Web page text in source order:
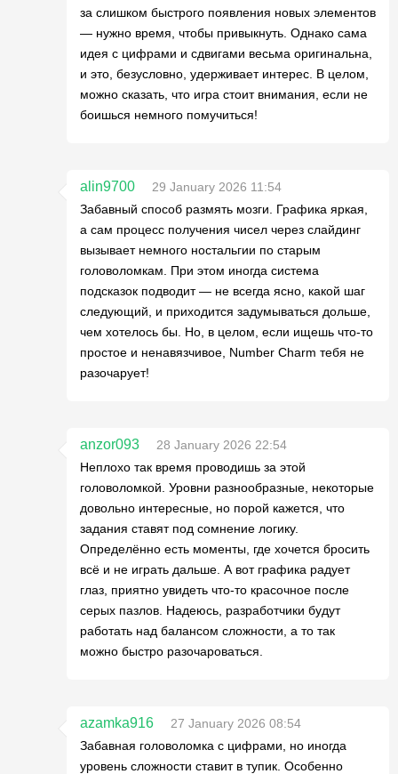
за слишком быстрого появления новых элементов
— нужно время, чтобы привыкнуть. Однако сама
идея с цифрами и сдвигами весьма оригинальна,
и это, безусловно, удерживает интерес. В целом,
можно сказать, что игра стоит внимания, если не
боишься немного помучиться!
alin9700
29 January 2026 11:54
Забавный способ размять мозги. Графика яркая,
а сам процесс получения чисел через слайдинг
вызывает немного ностальгии по старым
головоломкам. При этом иногда система
подсказок подводит — не всегда ясно, какой шаг
следующий, и приходится задумываться дольше,
чем хотелось бы. Но, в целом, если ищешь что-то
простое и ненавязчивое, Number Charm тебя не
разочарует!
anzor093
28 January 2026 22:54
Неплохо так время проводишь за этой
головоломкой. Уровни разнообразные, некоторые
довольно интересные, но порой кажется, что
задания ставят под сомнение логику.
Определённо есть моменты, где хочется бросить
всё и не играть дальше. А вот графика радует
глаз, приятно увидеть что-то красочное после
серых пазлов. Надеюсь, разработчики будут
работать над балансом сложности, а то так
можно быстро разочароваться.
azamka916
27 January 2026 08:54
Забавная головоломка с цифрами, но иногда
уровень сложности ставит в тупик. Особенно